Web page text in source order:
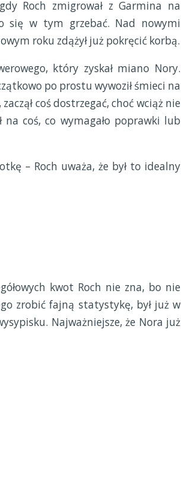
Roch zmigrował z Garmina na
się w tym grzebać. Nad nowymi
roku zdążył już pokręcić korbą.
który zyskał miano Nory.
po prostu wywoził śmieci na
coś dostrzegać, choć wciąż nie
coś, co wymagało poprawki lub
– Roch uważa, że był to idealny
kwot Roch nie zna, bo nie
zrobić fajną statystykę, był już w
Najważniejsze, że Nora już